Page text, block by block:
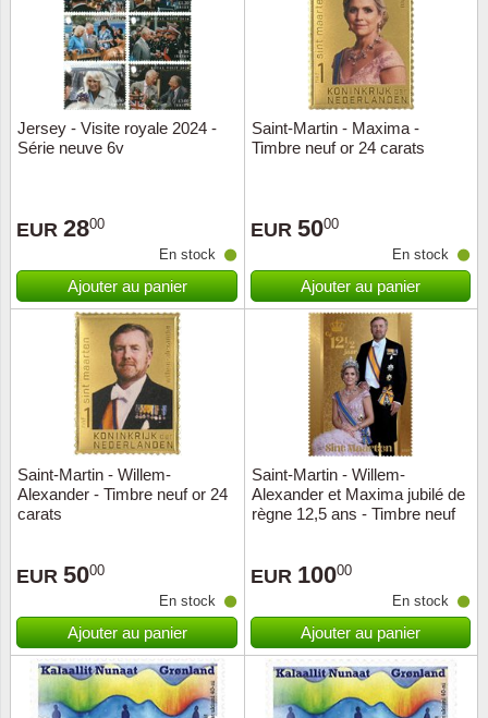
Jersey - Visite royale 2024 -
Série neuve 6v
EUR 2800
En stock
Ajouter au panier
Saint-Martin - Maxima -
Timbre neuf or 24 carats
EUR 5000
En stock
Ajouter au panier
Saint-Martin - Willem-
Alexander - Timbre neuf or 24
carats
EUR 5000
En stock
Ajouter au panier
Saint-Martin - Willem-
Alexander et Maxima jubilé de
règne 12,5 ans - Timbre neuf
EUR 10000
En stock
Ajouter au panier